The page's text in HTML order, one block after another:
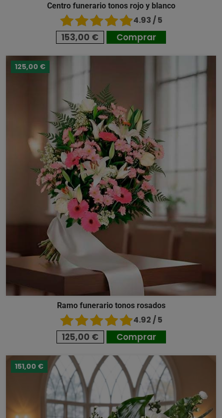
Centro funerario tonos rojo y blanco
4.93 / 5
153,00 € Comprar
125,00 €
Ramo funerario tonos rosados
4.92 / 5
125,00 € Comprar
151,00 €